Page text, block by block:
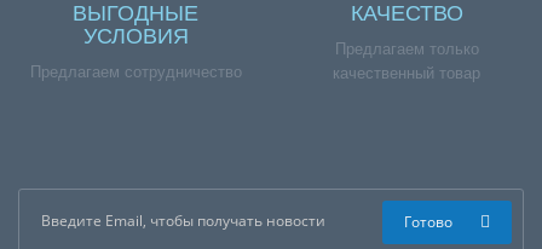
ВЫГОДНЫЕ
УСЛОВИЯ
Предлагаем сотрудничество
КАЧЕСТВО
Предлагаем только
качественный товар
Готово